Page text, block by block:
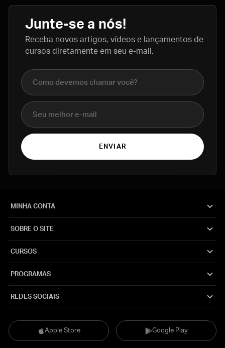
Junte-se a nós!
Receba novos artigos, vídeos e lançamentos de
cursos diretamente em seu e-mail.
Nome completo
E-mail
ENVIAR
Apple Store Google Play
MINHA CONTA
SOBRE O SITE
CURSOS
PROGRAMAS
REDES SOCIAIS